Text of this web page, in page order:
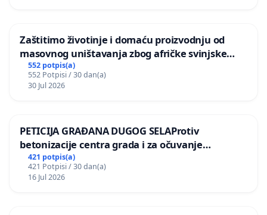
Zaštitimo životinje i domaću proizvodnju od
masovnog uništavanja zbog afričke svinjske
kuge
552 potpis(a)
552 Potpisi / 30 dan(a)
30 Jul 2026
PETICIJA GRAĐANA DUGOG SELAProtiv
betonizacije centra grada i za očuvanje
postojećih zelenih površina i odraslih stabala pri
donošenju izmjena urbanističkog plana
421 potpis(a)
421 Potpisi / 30 dan(a)
16 Jul 2026